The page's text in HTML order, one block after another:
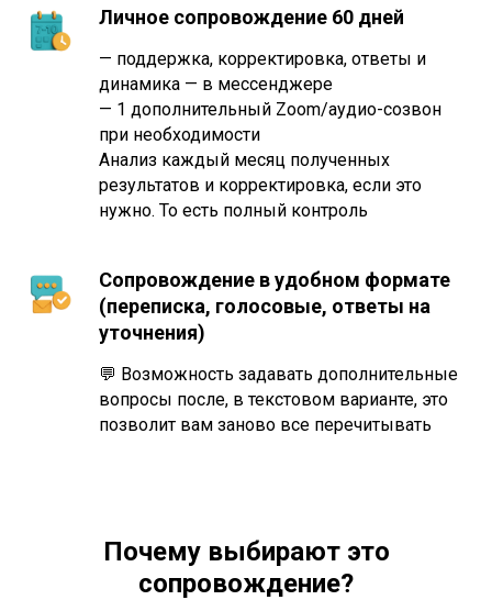
Личное сопровождение 60 дней
— поддержка, корректировка, ответы и
динамика — в мессенджере
— 1 дополнительный Zoom/аудио-созвон
при необходимости
Анализ каждый месяц полученных
результатов и корректировка, если это
нужно. То есть полный контроль
Сопровождение в удобном формате
(переписка, голосовые, ответы на
уточнения)
💬 Возможность задавать дополнительные
вопросы после, в текстовом варианте, это
позволит вам заново все перечитывать
Почему выбирают это
сопровождение?